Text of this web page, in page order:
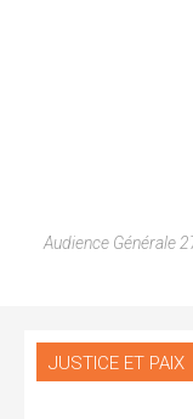
Audience Générale
JUSTICE ET PAIX